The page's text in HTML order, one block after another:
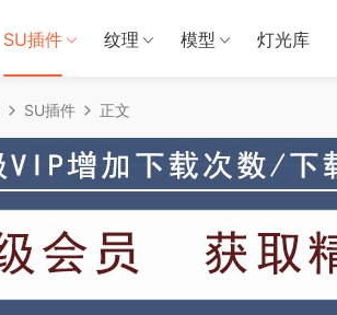
SU插件 纹理 模型 灯光库
SU插件 正文